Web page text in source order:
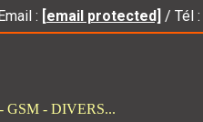
: [email protected] / Tél
GSM - DIVERS...